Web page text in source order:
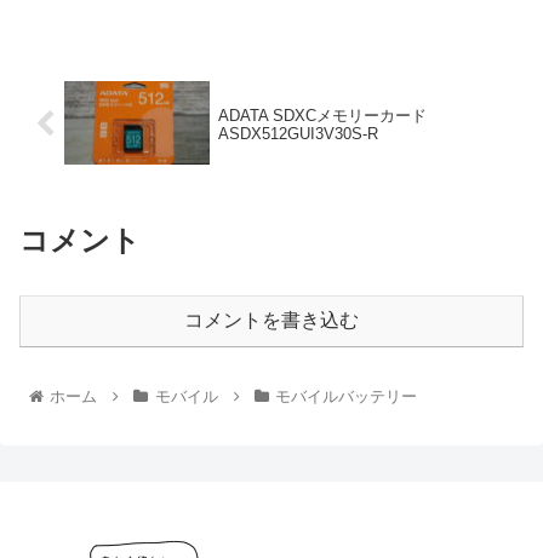
ADATA SDXCメモリーカード
ASDX512GUI3V30S-R
コメント
コメントを書き込む
ホーム モバイル モバイルバッテリー